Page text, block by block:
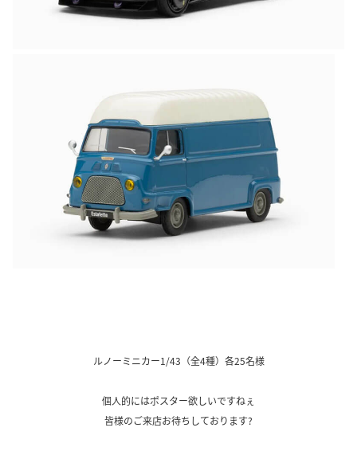
ルノーミニカー1/43（全4種）各25名様
個人的にはポスター欲しいですねぇ
皆様のご来店お待ちしております?